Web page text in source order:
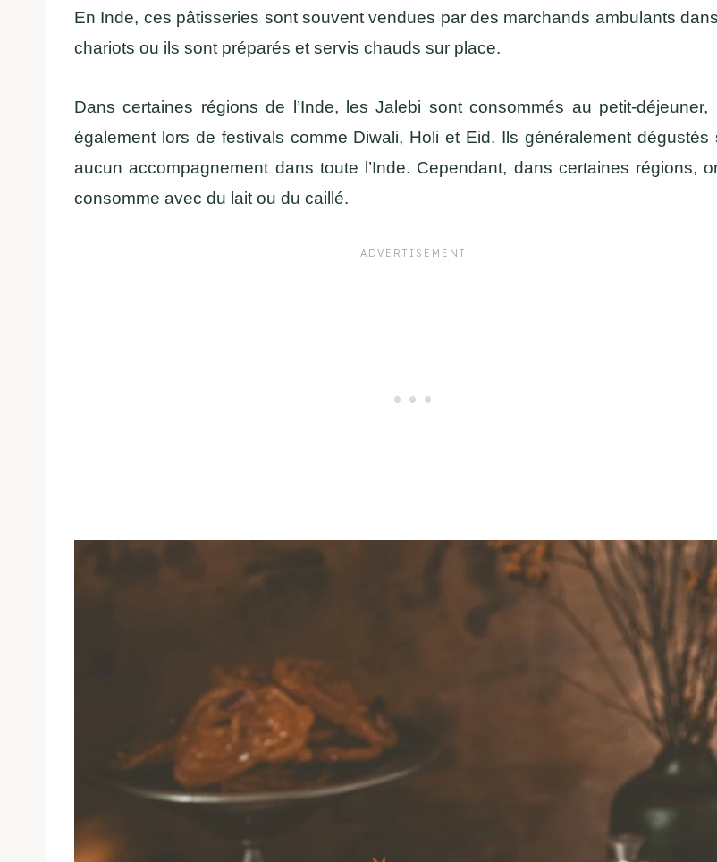
En Inde, ces pâtisseries sont souvent vendues par des marchands ambulants
chariots ou ils sont préparés et servis chauds sur place.
Dans certaines régions de l’Inde, les Jalebi sont consommés au petit-déjeuner,
également lors de festivals comme Diwali, Holi et Eid. Ils généralement dégustés
aucun accompagnement dans toute l’Inde. Cependant, dans certaines régions,
consomme avec du lait ou du caillé.